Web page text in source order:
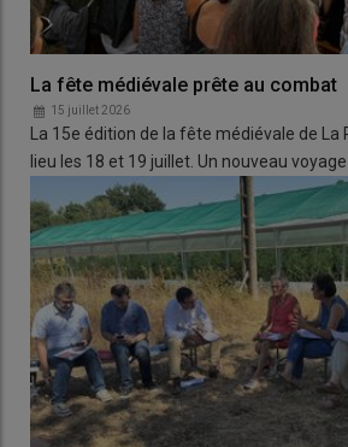
La fête médiévale prête au combat
15 juillet 2026
La 15e édition de la fête médiévale de La
lieu les 18 et 19 juillet. Un nouveau